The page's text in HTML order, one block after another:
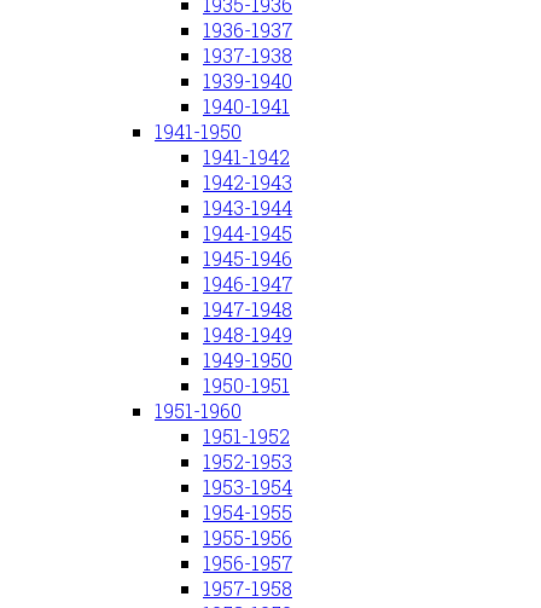
1936-1937
1937-1938
1939-1940
1940-1941
1941-1950
1941-1942
1942-1943
1943-1944
1944-1945
1945-1946
1946-1947
1947-1948
1948-1949
1949-1950
1950-1951
1951-1960
1951-1952
1952-1953
1953-1954
1954-1955
1955-1956
1956-1957
1957-1958